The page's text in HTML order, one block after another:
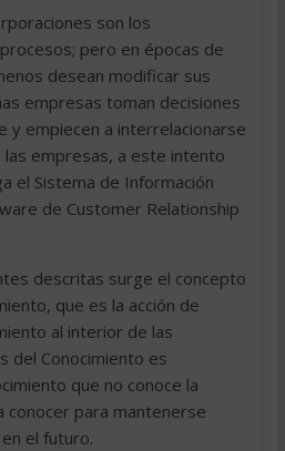
son los
pero en épocas de
desean modificar sus
empresas toman decisiones
y empiecen a interrelacionarse
empresas, a este intento
el Sistema de Información
de Customer Relationship
descritas surge el concepto
que es la acción de
al interior de las
del Conocimiento es
que no conoce la
conocer para mantenerse
el futuro.